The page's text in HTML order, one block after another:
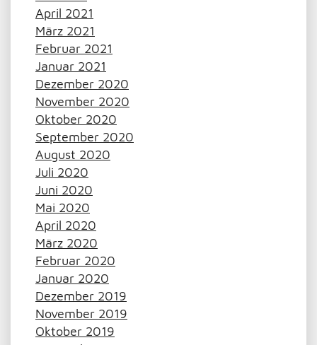
April 2021
März 2021
Februar 2021
Januar 2021
Dezember 2020
November 2020
Oktober 2020
September 2020
August 2020
Juli 2020
Juni 2020
Mai 2020
April 2020
März 2020
Februar 2020
Januar 2020
Dezember 2019
November 2019
Oktober 2019